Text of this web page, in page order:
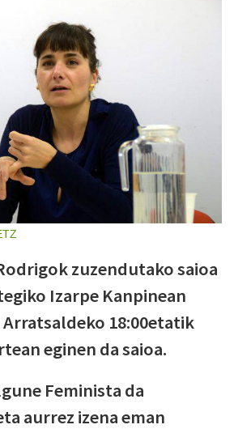
zuzendutako saioa
Izarpe Kanpinean
18:00etatik
eginen da saioa.
Feminista da
aurrez izena eman